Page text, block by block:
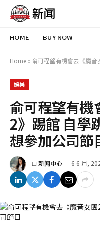
HOME BUY NOW
Home » 俞可程望有機會去《魔音女
娛樂
俞可程望有機
2》踢館 自學
想參加公司節
由 新闻中心 6 6 月,